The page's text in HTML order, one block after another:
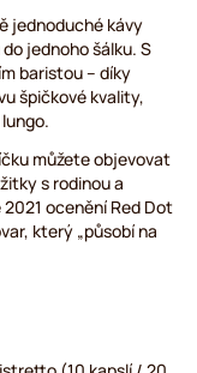
jednoduché kávy
jednoho šálku. S
baristou – díky
špičkové kvality,
můžete objevovat
s rodinou a
2021 ocenění Red Dot
který „působí na